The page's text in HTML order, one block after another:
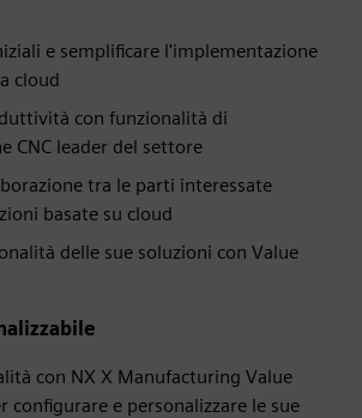
e semplificare l'implementazione
cloud
con funzionalità di
CNC leader del settore
tra le parti interessate
basate su cloud
delle sue soluzioni con Value
con NX X Manufacturing Value
configurare e personalizzare le sue